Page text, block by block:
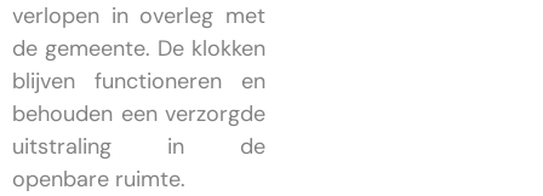
verlopen in overleg met
de gemeente. De klokken
blijven functioneren en
behouden een verzorgde
uitstraling in de
openbare ruimte.